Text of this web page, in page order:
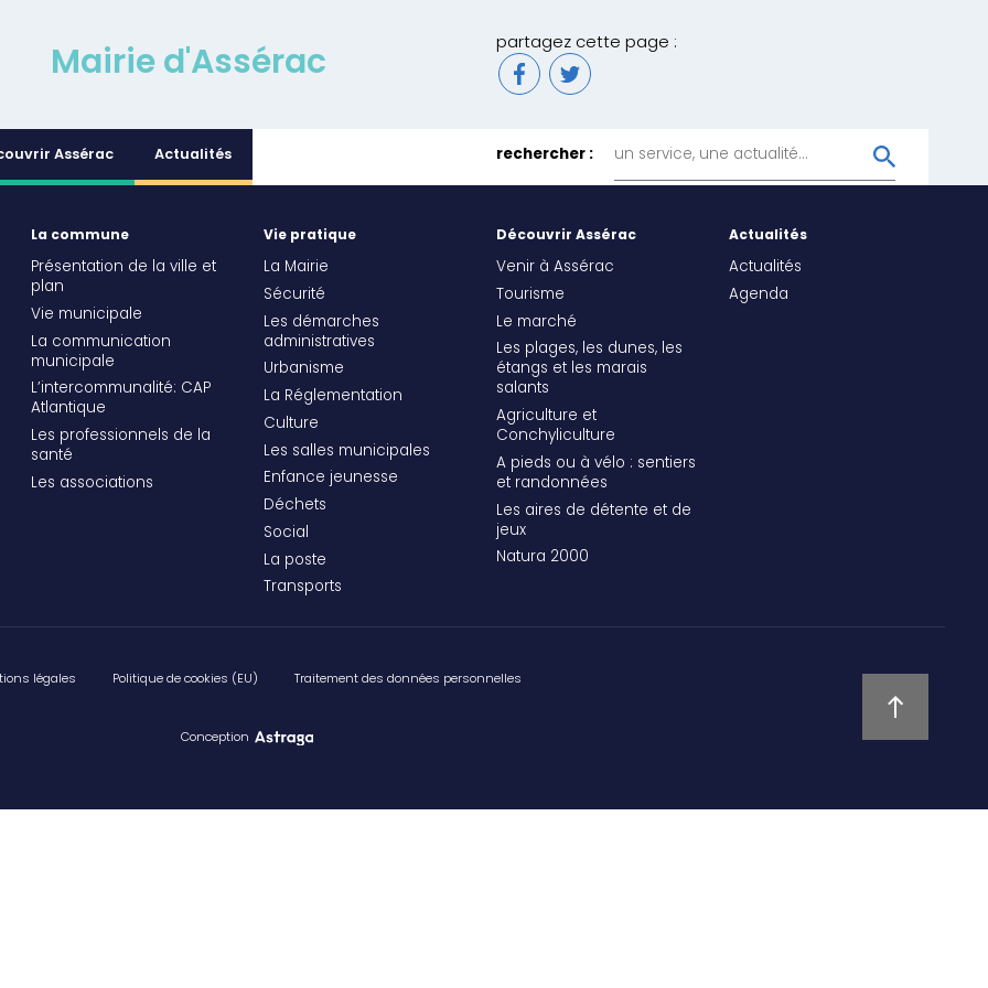
Mairie d'Assérac partagez cette page :
Assérac Actualités rechercher :
La commune
Présentation de la ville et
plan
Vie municipale
La communication
municipale
L’intercommunalité: CAP
Atlantique
Les professionnels de la
santé
Les associations
Vie pratique
La Mairie
Sécurité
Les démarches
administratives
Urbanisme
La Réglementation
Culture
Les salles municipales
Enfance jeunesse
Déchets
Social
La poste
Transports
Découvrir Assérac
Venir à Assérac
Tourisme
Le marché
Les plages, les dunes, les
étangs et les marais
salants
Agriculture et
Conchyliculture
A pieds ou à vélo : sentiers
et randonnées
Les aires de détente et de
jeux
Natura 2000
Actualités
Actualités
Agenda
légales Politique de cookies (EU) Traitement des données personnelles
Conception